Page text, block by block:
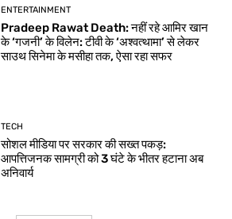
ENTERTAINMENT
Pradeep Rawat Death: नहीं रहे आमिर खान
के ‘गजनी’ के विलेन: टीवी के ‘अश्वत्थामा’ से लेकर
साउथ सिनेमा के मसीहा तक, ऐसा रहा सफर
TECH
सोशल मीडिया पर सरकार की सख्त पकड़:
आपत्तिजनक सामग्री को 3 घंटे के भीतर हटाना अब
अनिवार्य